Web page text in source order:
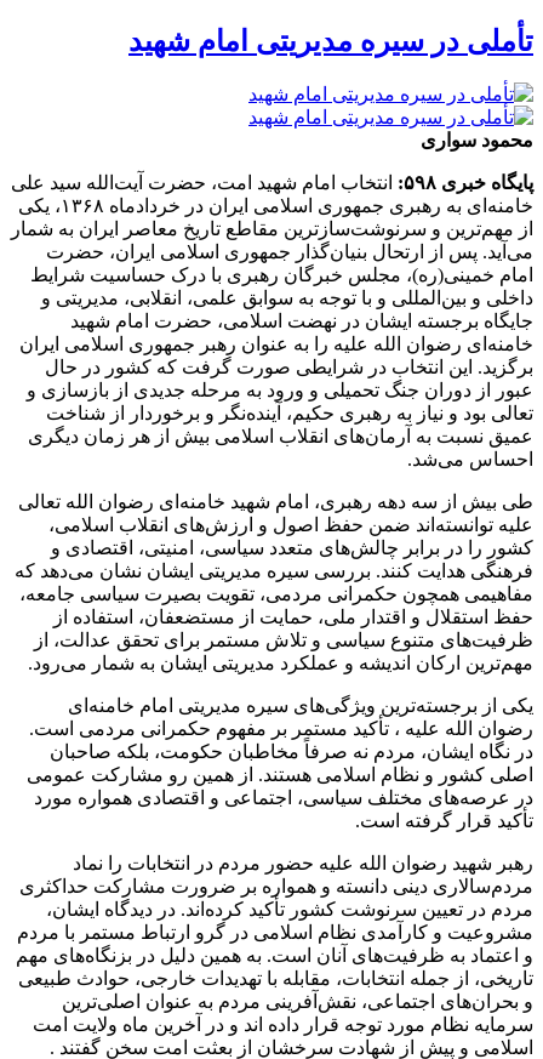
تأملی در سیره مدیریتی امام شهید
محمود سواری
پایگاه خبری ۵۹۸:
انتخاب امام شهید امت، حضرت آیت‌الله سید علی
خامنه‌ای به رهبری جمهوری اسلامی ایران در خردادماه ۱۳۶۸، یکی
از مهم‌ترین و سرنوشت‌سازترین مقاطع تاریخ معاصر ایران به شمار
می‌آید. پس از ارتحال بنیان‌گذار جمهوری اسلامی ایران، حضرت
امام خمینی(ره)، مجلس خبرگان رهبری با درک حساسیت شرایط
داخلی و بین‌المللی و با توجه به سوابق علمی، انقلابی، مدیریتی و
جایگاه برجسته ایشان در نهضت اسلامی، حضرت امام شهید
خامنه‌ای رضوان الله علیه را به عنوان رهبر جمهوری اسلامی ایران
برگزید. این انتخاب در شرایطی صورت گرفت که کشور در حال
عبور از دوران جنگ تحمیلی و ورود به مرحله جدیدی از بازسازی و
تعالی بود و نیاز به رهبری حکیم، آینده‌نگر و برخوردار از شناخت
عمیق نسبت به آرمان‌های انقلاب اسلامی بیش از هر زمان دیگری
احساس می‌شد.
طی بیش از سه دهه رهبری، امام شهید خامنه‌ای رضوان الله تعالی
علیه توانسته‌اند ضمن حفظ اصول و ارزش‌های انقلاب اسلامی،
کشور را در برابر چالش‌های متعدد سیاسی، امنیتی، اقتصادی و
فرهنگی هدایت کنند. بررسی سیره مدیریتی ایشان نشان می‌دهد که
مفاهیمی همچون حکمرانی مردمی، تقویت بصیرت سیاسی جامعه،
حفظ استقلال و اقتدار ملی، حمایت از مستضعفان، استفاده از
ظرفیت‌های متنوع سیاسی و تلاش مستمر برای تحقق عدالت، از
مهم‌ترین ارکان اندیشه و عملکرد مدیریتی ایشان به شمار می‌رود.
یکی از برجسته‌ترین ویژگی‌های سیره مدیریتی امام خامنه‌ای
رضوان الله علیه ، تأکید مستمر بر مفهوم حکمرانی مردمی است.
در نگاه ایشان، مردم نه صرفاً مخاطبان حکومت، بلکه صاحبان
اصلی کشور و نظام اسلامی هستند. از همین رو مشارکت عمومی
در عرصه‌های مختلف سیاسی، اجتماعی و اقتصادی همواره مورد
تأکید قرار گرفته است.
رهبر شهید رضوان الله علیه حضور مردم در انتخابات را نماد
مردم‌سالاری دینی دانسته و همواره بر ضرورت مشارکت حداکثری
مردم در تعیین سرنوشت کشور تأکید کرده‌اند. در دیدگاه ایشان،
مشروعیت و کارآمدی نظام اسلامی در گرو ارتباط مستمر با مردم
و اعتماد به ظرفیت‌های آنان است. به همین دلیل در بزنگاه‌های مهم
تاریخی، از جمله انتخابات، مقابله با تهدیدات خارجی، حوادث طبیعی
و بحران‌های اجتماعی، نقش‌آفرینی مردم به عنوان اصلی‌ترین
سرمایه نظام مورد توجه قرار داده اند و در آخرین ماه ولایت امت
اسلامی و پیش از شهادت سرخشان از بعثت امت سخن گفتند .